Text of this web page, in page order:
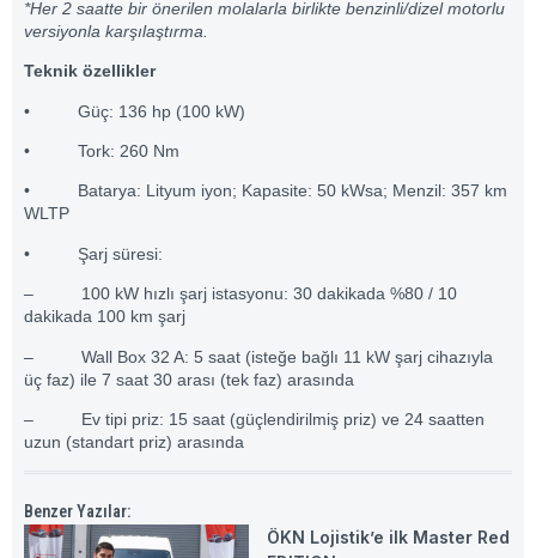
*Her 2 saatte bir önerilen molalarla birlikte benzinli/dizel motorlu
versiyonla karşılaştırma.
Teknik özellikler
• Güç: 136 hp (100 kW)
• Tork: 260 Nm
• Batarya: Lityum iyon; Kapasite: 50 kWsa; Menzil: 357 km
WLTP
• Şarj süresi:
– 100 kW hızlı şarj istasyonu: 30 dakikada %80 / 10
dakikada 100 km şarj
– Wall Box 32 A: 5 saat (isteğe bağlı 11 kW şarj cihazıyla
üç faz) ile 7 saat 30 arası (tek faz) arasında
– Ev tipi priz: 15 saat (güçlendirilmiş priz) ve 24 saatten
uzun (standart priz) arasında
Benzer Yazılar:
ÖKN Lojistik’e ilk Master Red